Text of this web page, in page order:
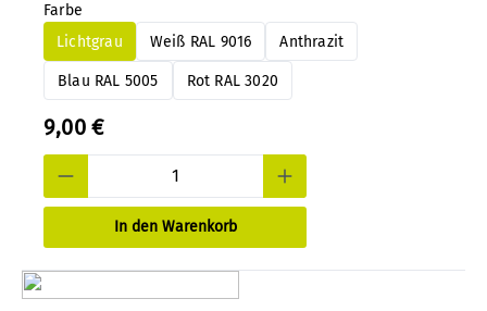
die Farbkennung jederzeit und nachträglich ganz
einfach wechseln.
Farbe
Lichtgrau
Weiß RAL 9016 Anthrazit
Blau RAL 5005 Rot RAL 3020
9,00 €
In den Warenkorb